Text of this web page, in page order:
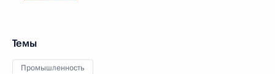
Темы
Промышленность